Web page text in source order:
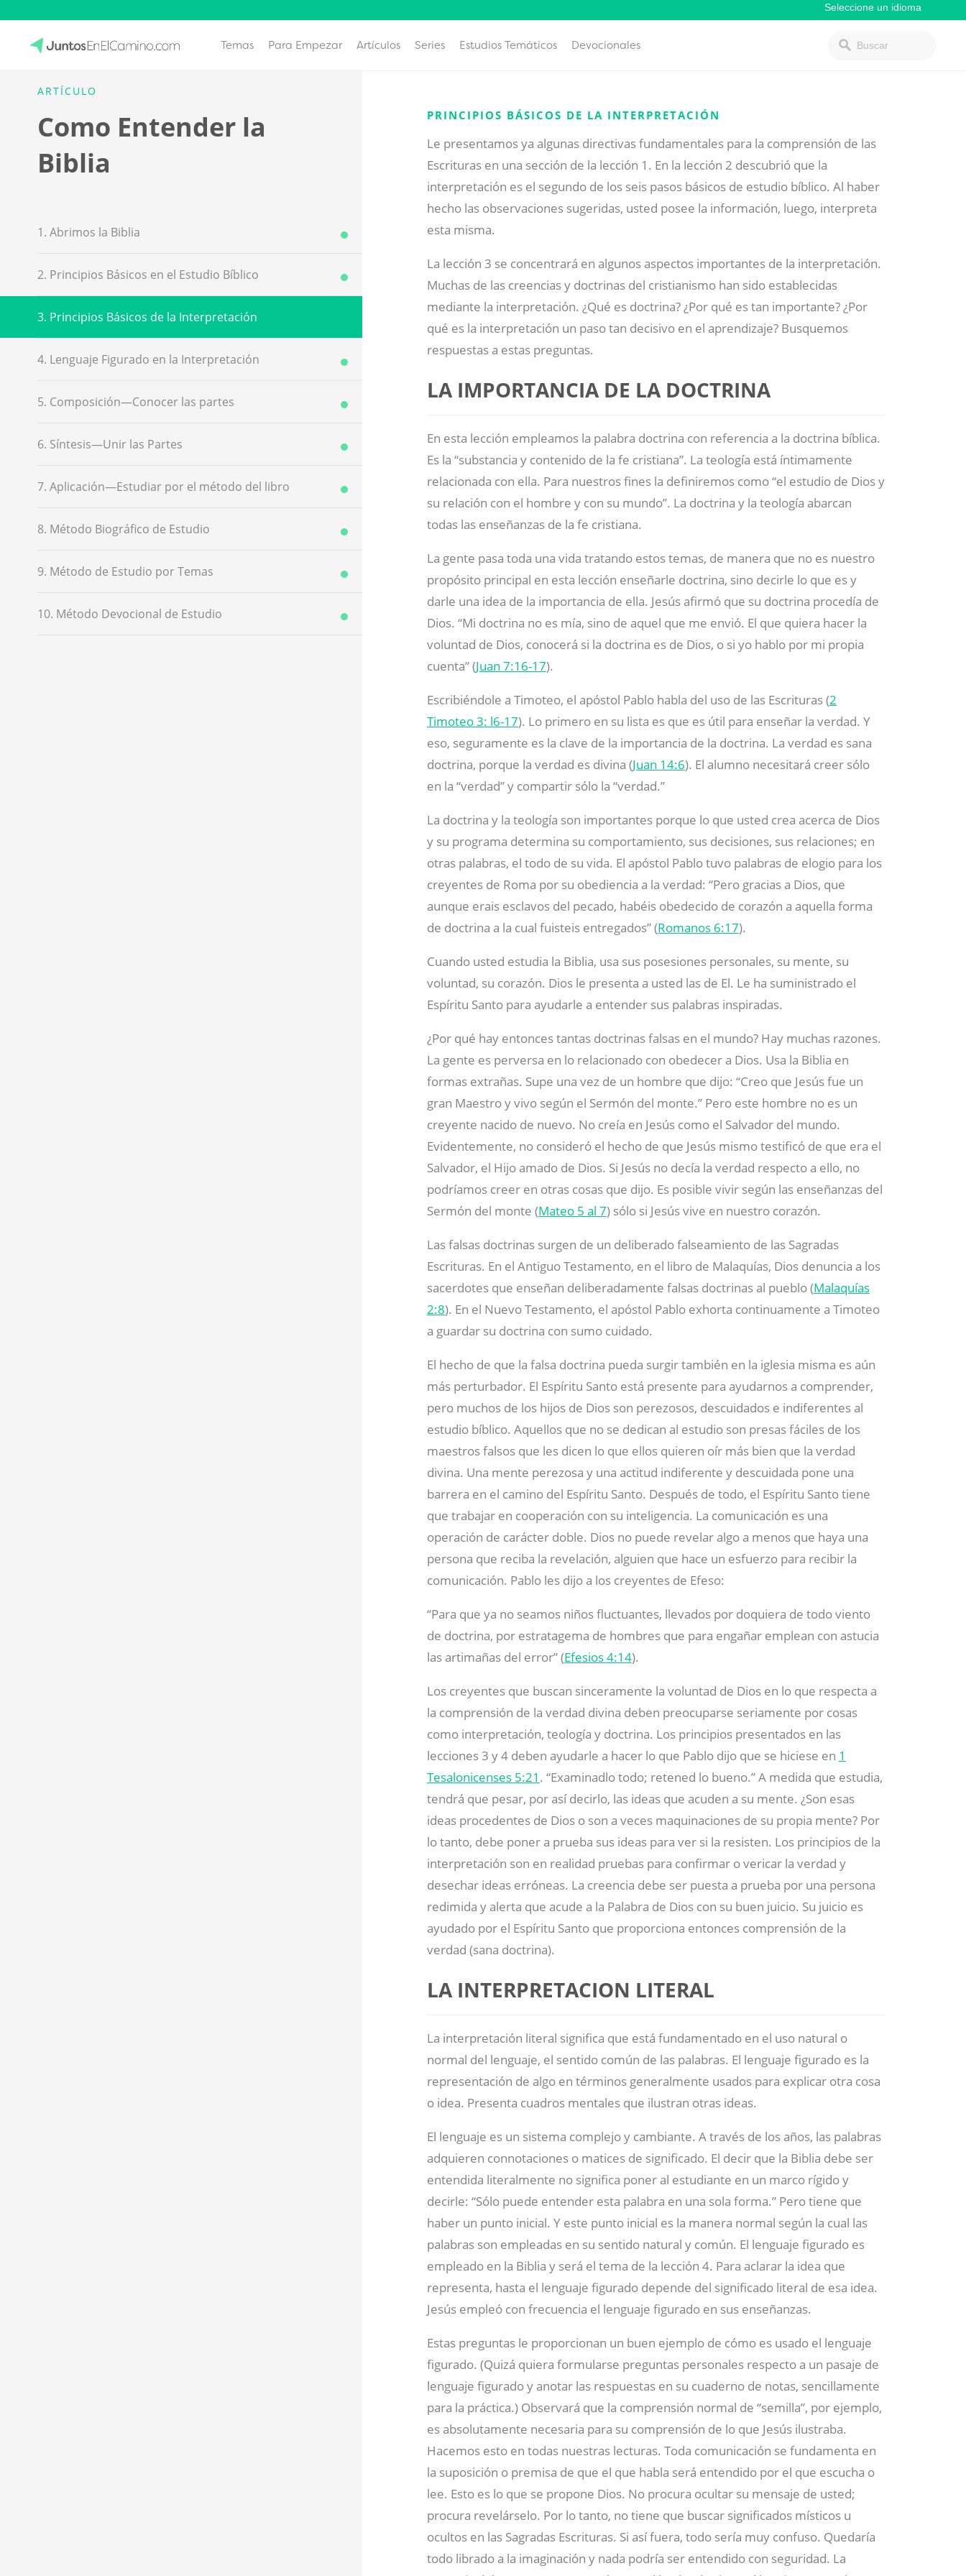
JuntosEnElCamino.com
Temas Para Empezar Artículos Series Estudios Temáticos Devocionales
ARTÍCULO
Como Entender la
Biblia
1. Abrimos la Biblia
2. Principios Básicos en el Estudio Bíblico
3. Principios Básicos de la Interpretación
4. Lenguaje Figurado en la Interpretación
5. Composición—Conocer las partes
6. Síntesis—Unir las Partes
7. Aplicación—Estudiar por el método del libro
8. Método Biográfico de Estudio
9. Método de Estudio por Temas
10. Método Devocional de Estudio
PRINCIPIOS BÁSICOS DE LA INTERPRETACIÓN
Le presentamos ya algunas directivas fundamentales para la comprensión de las
Escrituras en una sección de la lección 1. En la lección 2 descubrió que la
interpretación es el segundo de los seis pasos básicos de estudio bíblico. Al haber
hecho las observaciones sugeridas, usted posee la información, luego, interpreta
esta misma.
La lección 3 se concentrará en algunos aspectos importantes de la interpretación.
Muchas de las creencias y doctrinas del cristianismo han sido establecidas
mediante la interpretación. ¿Qué es doctrina? ¿Por qué es tan importante? ¿Por
qué es la interpretación un paso tan decisivo en el aprendizaje? Busquemos
respuestas a estas preguntas.
LA IMPORTANCIA DE LA DOCTRINA
En esta lección empleamos la palabra doctrina con referencia a la doctrina bíblica.
Es la “substancia y contenido de la fe cristiana”. La teología está íntimamente
relacionada con ella. Para nuestros fines la definiremos como “el estudio de Dios y
su relación con el hombre y con su mundo”. La doctrina y la teología abarcan
todas las enseñanzas de la fe cristiana.
La gente pasa toda una vida tratando estos temas, de manera que no es nuestro
propósito principal en esta lección enseñarle doctrina, sino decirle lo que es y
darle una idea de la importancia de ella. Jesús afirmó que su doctrina procedía de
Dios. “Mi doctrina no es mía, sino de aquel que me envió. El que quiera hacer la
voluntad de Dios, conocerá si la doctrina es de Dios, o si yo hablo por mi propia
cuenta” (Juan 7:16-17).
Escribiéndole a Timoteo, el apóstol Pablo habla del uso de las Escrituras (2
Timoteo 3: l6-17). Lo primero en su lista es que es útil para enseñar la verdad. Y
eso, seguramente es la clave de la importancia de la doctrina. La verdad es sana
doctrina, porque la verdad es divina (Juan 14:6). El alumno necesitará creer sólo
en la “verdad” y compartir sólo la “verdad.”
La doctrina y la teología son importantes porque lo que usted crea acerca de Dios
y su programa determina su comportamiento, sus decisiones, sus relaciones; en
otras palabras, el todo de su vida. El apóstol Pablo tuvo palabras de elogio para los
creyentes de Roma por su obediencia a la verdad: “Pero gracias a Dios, que
aunque erais esclavos del pecado, habéis obedecido de corazón a aquella forma
de doctrina a la cual fuisteis entregados” (Romanos 6:17).
Cuando usted estudia la Biblia, usa sus posesiones personales, su mente, su
voluntad, su corazón. Dios le presenta a usted las de El. Le ha suministrado el
Espíritu Santo para ayudarle a entender sus palabras inspiradas.
¿Por qué hay entonces tantas doctrinas falsas en el mundo? Hay muchas razones.
La gente es perversa en lo relacionado con obedecer a Dios. Usa la Biblia en
formas extrañas. Supe una vez de un hombre que dijo: “Creo que Jesús fue un
gran Maestro y vivo según el Sermón del monte.” Pero este hombre no es un
creyente nacido de nuevo. No creía en Jesús como el Salvador del mundo.
Evidentemente, no consideró el hecho de que Jesús mismo testificó de que era el
Salvador, el Hijo amado de Dios. Si Jesús no decía la verdad respecto a ello, no
podríamos creer en otras cosas que dijo. Es posible vivir según las enseñanzas del
Sermón del monte (Mateo 5 al 7) sólo si Jesús vive en nuestro corazón.
Las falsas doctrinas surgen de un deliberado falseamiento de las Sagradas
Escrituras. En el Antiguo Testamento, en el libro de Malaquías, Dios denuncia a los
sacerdotes que enseñan deliberadamente falsas doctrinas al pueblo (Malaquías
2:8). En el Nuevo Testamento, el apóstol Pablo exhorta continuamente a Timoteo
a guardar su doctrina con sumo cuidado.
El hecho de que la falsa doctrina pueda surgir también en la iglesia misma es aún
más perturbador. El Espíritu Santo está presente para ayudarnos a comprender,
pero muchos de los hijos de Dios son perezosos, descuidados e indiferentes al
estudio bíblico. Aquellos que no se dedican al estudio son presas fáciles de los
maestros falsos que les dicen lo que ellos quieren oír más bien que la verdad
divina. Una mente perezosa y una actitud indiferente y descuidada pone una
barrera en el camino del Espíritu Santo. Después de todo, el Espíritu Santo tiene
que trabajar en cooperación con su inteligencia. La comunicación es una
operación de carácter doble. Dios no puede revelar algo a menos que haya una
persona que reciba la revelación, alguien que hace un esfuerzo para recibir la
comunicación. Pablo les dijo a los creyentes de Efeso:
“Para que ya no seamos niños fluctuantes, llevados por doquiera de todo viento
de doctrina, por estratagema de hombres que para engañar emplean con astucia
las artimañas del error” (Efesios 4:14).
Los creyentes que buscan sinceramente la voluntad de Dios en lo que respecta a
la comprensión de la verdad divina deben preocuparse seriamente por cosas
como interpretación, teología y doctrina. Los principios presentados en las
lecciones 3 y 4 deben ayudarle a hacer lo que Pablo dijo que se hiciese en 1
Tesalonicenses 5:21 . “Examinadlo todo; retened lo bueno.” A medida que estudia,
tendrá que pesar, por así decirlo, las ideas que acuden a su mente. ¿Son esas
ideas procedentes de Dios o son a veces maquinaciones de su propia mente? Por
lo tanto, debe poner a prueba sus ideas para ver si la resisten. Los principios de la
interpretación son en realidad pruebas para confirmar o vericar la verdad y
desechar ideas erróneas. La creencia debe ser puesta a prueba por una persona
redimida y alerta que acude a la Palabra de Dios con su buen juicio. Su juicio es
ayudado por el Espíritu Santo que proporciona entonces comprensión de la
verdad (sana doctrina).
LA INTERPRETACION LITERAL
La interpretación literal significa que está fundamentado en el uso natural o
normal del lenguaje, el sentido común de las palabras. El lenguaje figurado es la
representación de algo en términos generalmente usados para explicar otra cosa
o idea. Presenta cuadros mentales que ilustran otras ideas.
El lenguaje es un sistema complejo y cambiante. A través de los años, las palabras
adquieren connotaciones o matices de significado. El decir que la Biblia debe ser
entendida literalmente no significa poner al estudiante en un marco rígido y
decirle: “Sólo puede entender esta palabra en una sola forma.” Pero tiene que
haber un punto inicial. Y este punto inicial es la manera normal según la cual las
palabras son empleadas en su sentido natural y común. El lenguaje figurado es
empleado en la Biblia y será el tema de la lección 4. Para aclarar la idea que
representa, hasta el lenguaje figurado depende del significado literal de esa idea.
Jesús empleó con frecuencia el lenguaje figurado en sus enseñanzas.
Estas preguntas le proporcionan un buen ejemplo de cómo es usado el lenguaje
figurado. (Quizá quiera formularse preguntas personales respecto a un pasaje de
lenguaje figurado y anotar las respuestas en su cuaderno de notas, sencillamente
para la práctica.) Observará que la comprensión normal de “semilla”, por ejemplo,
es absolutamente necesaria para su comprensión de lo que Jesús ilustraba.
Hacemos esto en todas nuestras lecturas. Toda comunicación se fundamenta en
la suposición o premisa de que el que habla será entendido por el que escucha o
lee. Esto es lo que se propone Dios. No procura ocultar su mensaje de usted;
procura revelárselo. Por lo tanto, no tiene que buscar significados místicos u
ocultos en las Sagradas Escrituras. Si así fuera, todo sería muy confuso. Quedaría
todo librado a la imaginación y nada podría ser entendido con seguridad. La